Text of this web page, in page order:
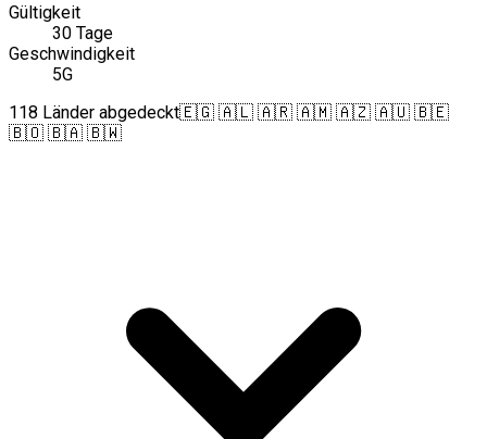
Gültigkeit
30 Tage
Geschwindigkeit
5G
118 Länder abgedeckt🇪🇬 🇦🇱 🇦🇷 🇦🇲 🇦🇿 🇦🇺 🇧🇪
🇧🇴 🇧🇦 🇧🇼